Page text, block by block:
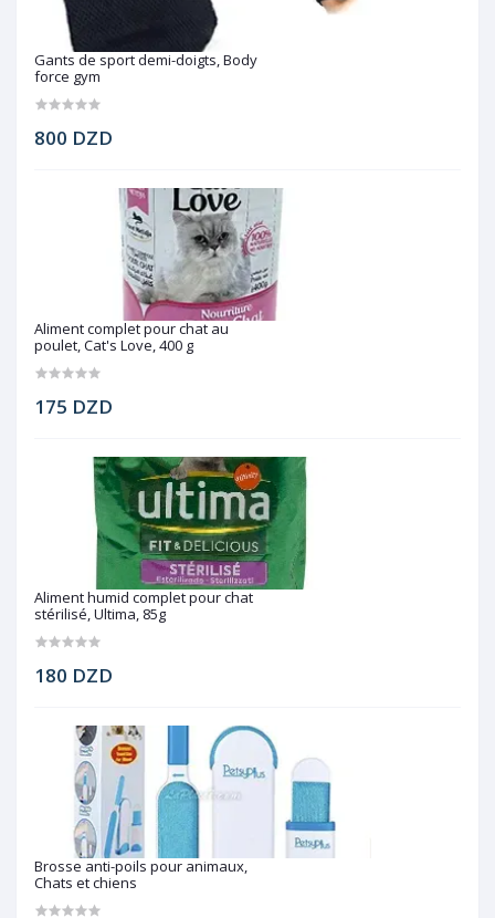
Gants de sport demi-doigts, Body
force gym
800 DZD
Aliment complet pour chat au
poulet, Cat's Love, 400 g
175 DZD
Aliment humid complet pour chat
stérilisé, Ultima, 85g
180 DZD
Brosse anti-poils pour animaux,
Chats et chiens